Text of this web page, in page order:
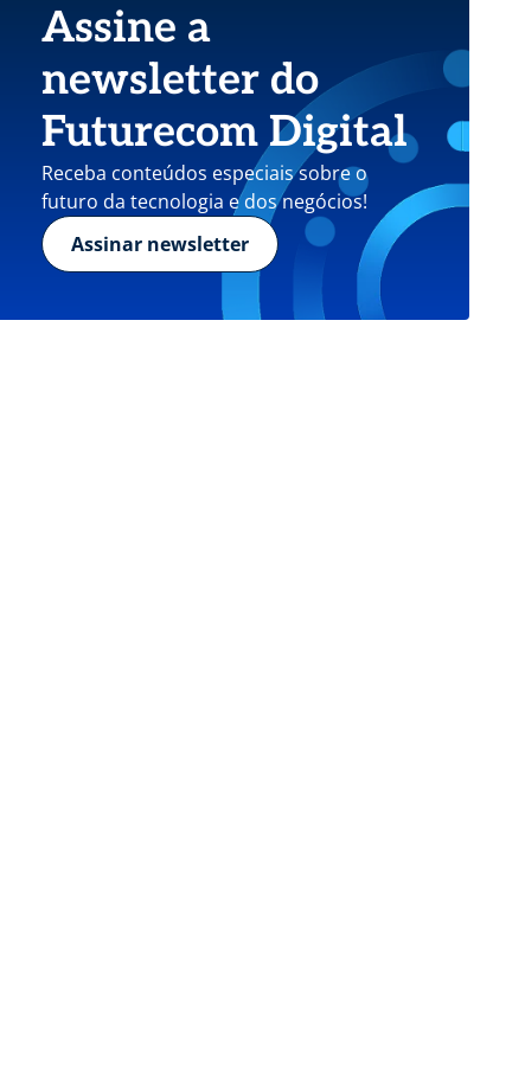
Assine a
newsletter do
Futurecom Digital
Receba conteúdos especiais sobre o
futuro da tecnologia e dos negócios!
Assinar newsletter